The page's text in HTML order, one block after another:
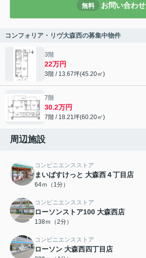
無料 お問い合わせ
コンフォリア・リヴ大森西の募集中物件
3階
22万円
3階 / 13.67坪(45.20㎡)
7階
30.2万円
7階 / 18.21坪(60.20㎡)
周辺施設
コンビニエンスストア
まいばすけっと 大森西４丁目店
64ｍ（1分）
コンビニエンスストア
ローソンストア100 大森西店
138ｍ（2分）
コンビニエンスストア
ローソン 大森西四丁目店